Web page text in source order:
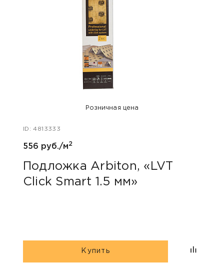
Розничная цена
ID: 4813333
556 руб./м2
Подложка Arbiton, «LVT
Click Smart 1.5 мм»
Купить